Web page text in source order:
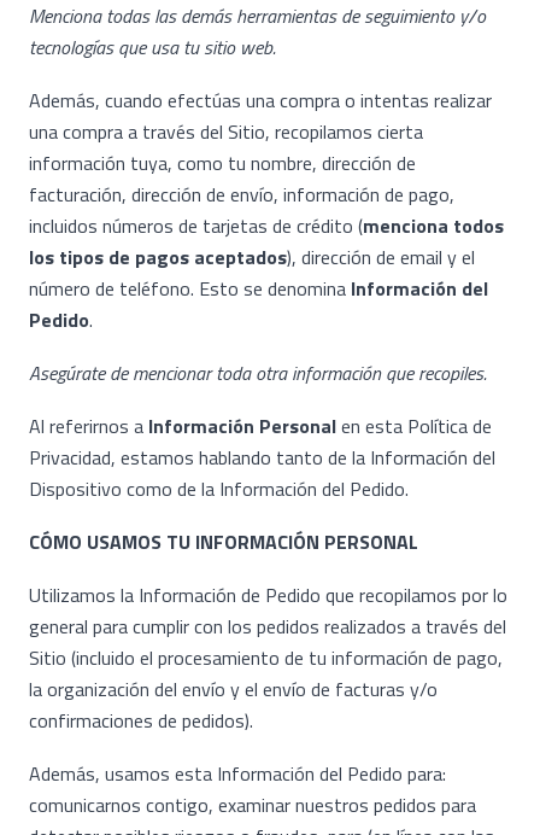
Menciona todas las demás herramientas de seguimiento y/o
tecnologías que usa tu sitio web.
Además, cuando efectúas una compra o intentas realizar
una compra a través del Sitio, recopilamos cierta
información tuya, como tu nombre, dirección de
facturación, dirección de envío, información de pago,
incluidos números de tarjetas de crédito (menciona todos
los tipos de pagos aceptados), dirección de email y el
número de teléfono. Esto se denomina Información del
Pedido.
Asegúrate de mencionar toda otra información que recopiles.
Al referirnos a Información Personalen esta Política de
Privacidad, estamos hablando tanto de la Información del
Dispositivo como de la Información del Pedido.
CÓMO USAMOS TU INFORMACIÓN PERSONAL
Utilizamos la Información de Pedido que recopilamos por lo
general para cumplir con los pedidos realizados a través del
Sitio (incluido el procesamiento de tu información de pago,
la organización del envío y el envío de facturas y/o
confirmaciones de pedidos).
Además, usamos esta Información del Pedido para:
comunicarnos contigo, examinar nuestros pedidos para